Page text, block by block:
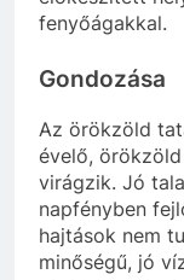
fenyőágakkal.
Gondozása
Az örökzöld
évelő,
virágzik. Jó
napfényben
hajtások nem
minőségű, jó